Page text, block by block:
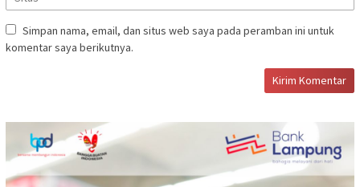
Simpan nama, email, dan situs web saya pada peramban ini untuk
komentar saya berikutnya.